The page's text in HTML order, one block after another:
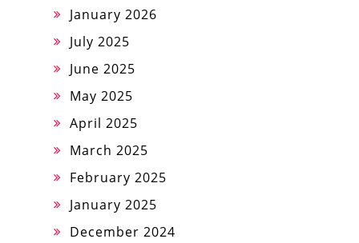
January 2026
July 2025
June 2025
May 2025
April 2025
March 2025
February 2025
January 2025
December 2024